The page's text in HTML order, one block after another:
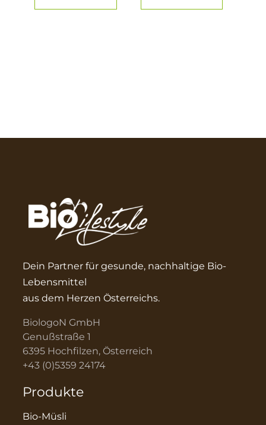
Dein Partner für gesunde, nachhaltige Bio-
Lebensmittel
aus dem Herzen Österreichs.
BiologoN GmbH
Genußstraße 1
6395 Hochfilzen, Österreich
+43 (0)5359 24174
Produkte
Bio-Müsli